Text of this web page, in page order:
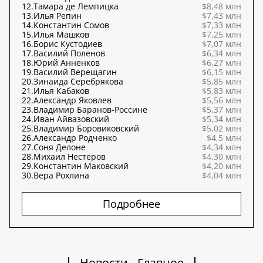
12.Тамара де Лемпицка
$8,48 млн
13.Илья Репин
$7,43 млн
14.Константин Сомов
$7,33 млн
15.Илья Машков
$7,25 млн
16.Борис Кустодиев
$7,07 млн
17.Василий Поленов
$6,34 млн
18.Юрий Анненков
$6,27 млн
19.Василий Верещагин
$6,15 млн
20.Зинаида Серебрякова
$5,85 млн
21.Илья Кабаков
$5,83 млн
22.Александр Яковлев
$5,56 млн
23.Владимир Баранов-Россине
$5,37 млн
24.Иван Айвазовский
$5,34 млн
25.Владимир Боровиковский
$5,02 млн
26.Александр Родченко
$4,5 млн
27.Соня Делоне
$4,34 млн
28.Михаил Нестеров
$4,30 млн
29.Константин Маковский
$4,20 млн
30.Вера Рохлина $4,04 млн
Подробнее